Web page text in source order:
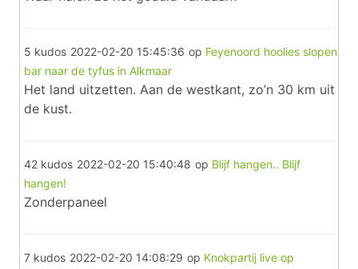
5 kudos 2022-02-20 15:45:36 op Feyenoord hoolies slopen
bar naar de tyfus in Alkmaar
Het land uitzetten. Aan de westkant, zo’n 30 km uit
de kust.
42 kudos 2022-02-20 15:40:48 op Blijf hangen.. Blijf
hangen!
Zonderpaneel
7 kudos 2022-02-20 14:08:29 op Knokpartij live op